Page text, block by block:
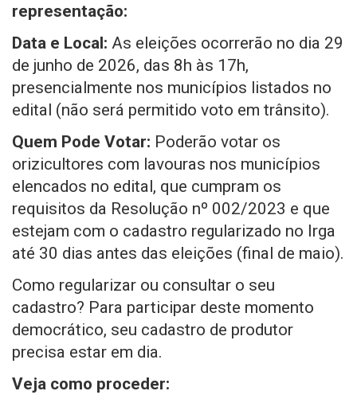
representação:
Data e Local: As eleições ocorrerão no dia 29
de junho de 2026, das 8h às 17h,
presencialmente nos municípios listados no
edital (não será permitido voto em trânsito).
Quem Pode Votar: Poderão votar os
orizicultores com lavouras nos municípios
elencados no edital, que cumpram os
requisitos da Resolução nº 002/2023 e que
estejam com o cadastro regularizado no Irga
até 30 dias antes das eleições (final de maio).
Como regularizar ou consultar o seu
cadastro? Para participar deste momento
democrático, seu cadastro de produtor
precisa estar em dia.
Veja como proceder: